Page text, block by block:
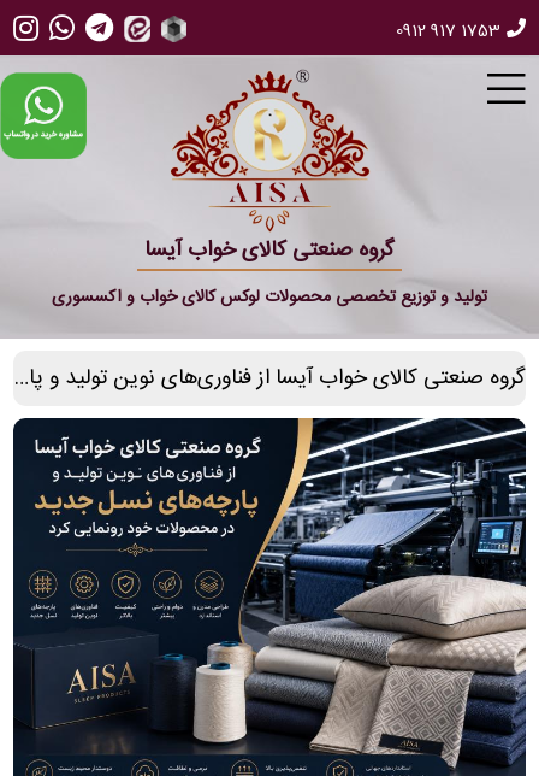
0912 917 1753
گروه صنعتی کالای خواب آیسا
تولید و توزیع تخصصی محصولات لوکس کالای خواب و اکسسوری
گروه صنعتی کالای خواب آیسا از فناوری‌های نوین تولید و پارچه‌های نسل جدید در محصولات خود رونمایی کرد